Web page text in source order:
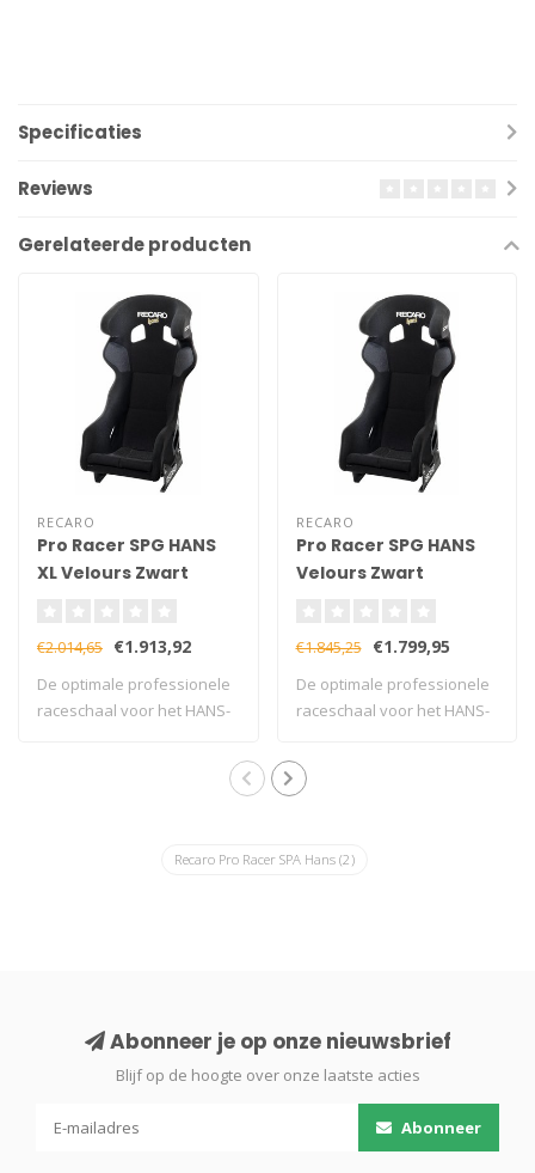
Specificaties
Reviews
Gerelateerde producten
RECARO
Pro Racer SPG HANS
XL Velours Zwart
€2.014,65 €1.913,92
De optimale professionele
raceschaal voor het HANS-
RECARO
Pro Racer SPG HANS
Velours Zwart
€1.845,25 €1.799,95
De optimale professionele
raceschaal voor het HANS-
Recaro Pro Racer SPA Hans (2)
Abonneer je op onze nieuwsbrief
Blijf op de hoogte over onze laatste acties
Abonneer